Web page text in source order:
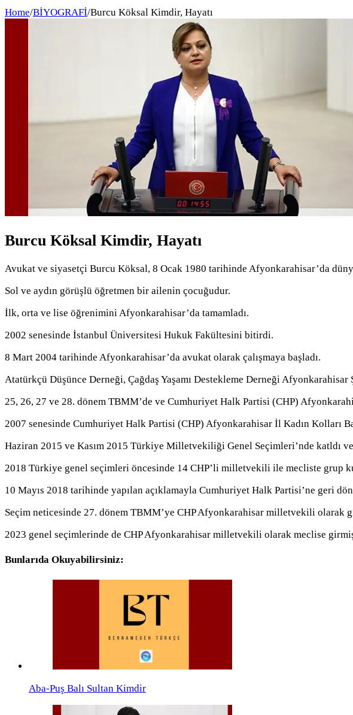
Home/BİYOGRAFİ/Burcu Köksal Kimdir, Hayatı
Burcu Köksal Kimdir, Hayatı
Avukat ve siyasetçi Burcu Köksal, 8 Ocak 1980 tarihinde Afyonkarahisar’da
Sol ve aydın görüşlü öğretmen bir ailenin çocuğudur.
İlk, orta ve lise öğrenimini Afyonkarahisar’da tamamladı.
2002 senesinde İstanbul Üniversitesi Hukuk Fakültesini bitirdi.
8 Mart 2004 tarihinde Afyonkarahisar’da avukat olarak çalışmaya başladı.
Atatürkçü Düşünce Derneği, Çağdaş Yaşamı Destekleme Derneği
25, 26, 27 ve 28. dönem TBMM’de ve Cumhuriyet Halk Partisi (CHP)
2007 senesinde Cumhuriyet Halk Partisi (CHP) Afyonkarahisar İl Kadın Kolları
Haziran 2015 ve Kasım 2015 Türkiye Milletvekiliği Genel Seçimleri’nde katldı
2018 Türkiye genel seçimleri öncesinde 14 CHP’li milletvekili ile mecliste grup
10 Mayıs 2018 tarihinde yapılan açıklamayla Cumhuriyet Halk Partisi’ne geri
Seçim neticesinde 27. dönem TBMM’ye CHP Afyonkarahisar milletvekili olarak
2023 genel seçimlerinde de CHP Afyonkarahisar milletvekili olarak meclise
Bunlarıda Okuyabilirsiniz:
Aba-Puş Balı Sultan Kimdir